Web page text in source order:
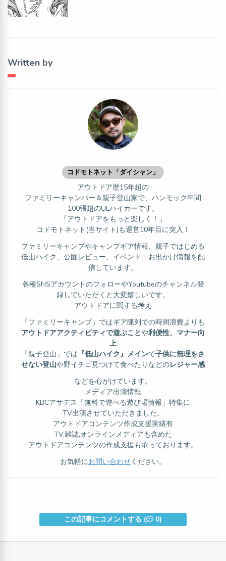
Written by
コドモトネット「ダイシャン」
アウトドア歴15年超の
ファミリーキャンパー＆親子登山家で、ハンモック年間
100張超のULハイカーです。
「アウトドアをもっと楽しく！」
コドモトネット(当サイト)も運営10年目に突入！
ファミリーキャンプやキャンプギア情報、親子ではじめる
低山ハイク、公園レビュー、イベント、お出かけ情報を配
信しています。
各種SNSアカウントのフォローやYoutubeのチャンネル登
録していただくと大変嬉しいです。
アウトドアに関する考え
「ファミリーキャンプ」ではギア陳列での時間浪費よりも
アウトドアアクティビティで遊ぶことや利便性、マナー向
上
「親子登山」では 『低山ハイク』メインで子供に無理をさ
せない登山や野イチゴ見つけて食べたりなどのレジャー感
などを心がけています。
メディア出演情報
KBCアサデス「無料で遊べる遊び場情報」特集に
TV出演させていただきました。
アウトドアコンテンツ作成支援実績有
TV,雑誌,オンラインメディアも含めた
アウトドアコンテンツの作成支援も承っております。
お気軽にお問い合わせください。
この記事にコメントする ( 0)